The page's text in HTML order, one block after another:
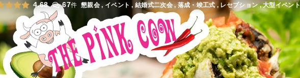
4.68 67件 懇親会 , イベント , 結婚式二次会 , 落成・竣工式 , レセプション , 大型イベント